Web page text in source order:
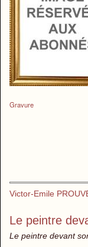
Gravure
Victor-Emile
Le peintre
Le peintre devant